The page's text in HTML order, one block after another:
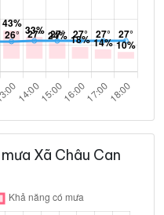
Xã Châu Can